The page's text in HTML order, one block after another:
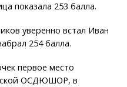
показала 253 балла.
уверенно встал Иван
254 балла.
первое место
ОСДЮШОР, в